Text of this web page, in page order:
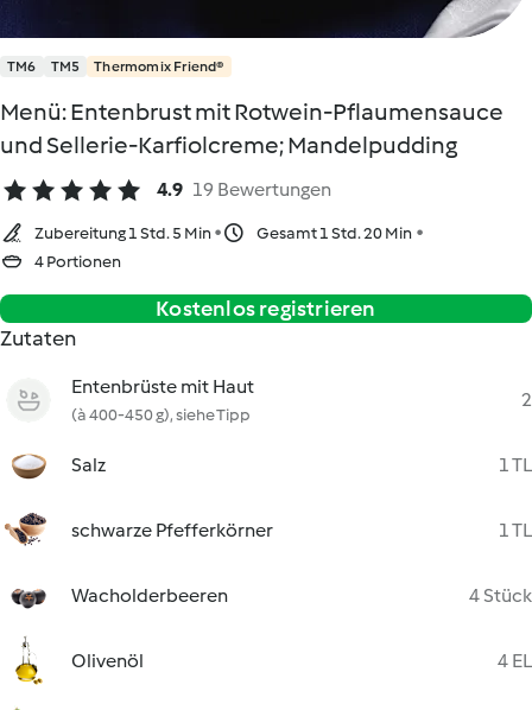
TM6 TM5 Thermomix Friend®
Menü: Entenbrust mit Rotwein-Pflaumensauce
und Sellerie-Karfiolcreme; Mandelpudding
4.9 19 Bewertungen
Zubereitung 1 Std. 5 Min
Gesamt 1 Std. 20 Min
4 Portionen
Kostenlos registrieren
Zutaten
Entenbrüste mit Haut
(à 400-450 g), siehe Tipp
2
Salz 1 TL
schwarze Pfefferkörner 1 TL
Wacholderbeeren 4 Stück
Olivenöl 4 EL